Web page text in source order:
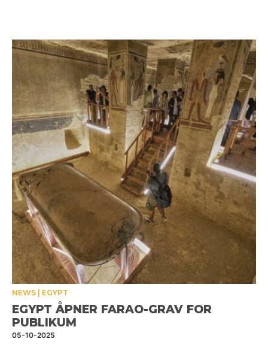
NEWS EGYPT
EGYPT ÅPNER FARAO-GRAV FOR
PUBLIKUM
05-10-2025